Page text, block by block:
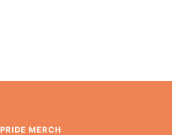
PRIDE MERCH